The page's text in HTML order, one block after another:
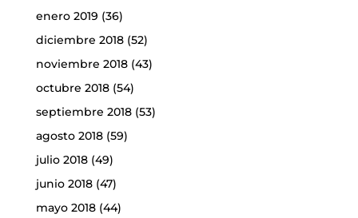
enero 2019 (36)
diciembre 2018(52)
noviembre 2018(43)
octubre 2018(54)
septiembre 2018(53)
agosto 2018(59)
julio 2018(49)
junio 2018(47)
mayo 2018(44)